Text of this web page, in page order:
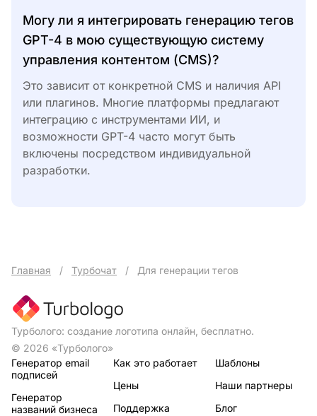
Могу ли я интегрировать генерацию тегов
GPT-4 в мою существующую систему
управления контентом (CMS)?
Это зависит от конкретной CMS и наличия API
или плагинов. Многие платформы предлагают
интеграцию с инструментами ИИ, и
возможности GPT-4 часто могут быть
включены посредством индивидуальной
разработки.
Главная / Турбочат / Для генерации тегов
Турболого: создание логотипа онлайн, бесплатно.
© 2026 «Турболого»
Генератор email
подписей
Генератор
названий бизнеса
Как это работает
Цены
Поддержка
Шаблоны
Наши партнеры
Блог